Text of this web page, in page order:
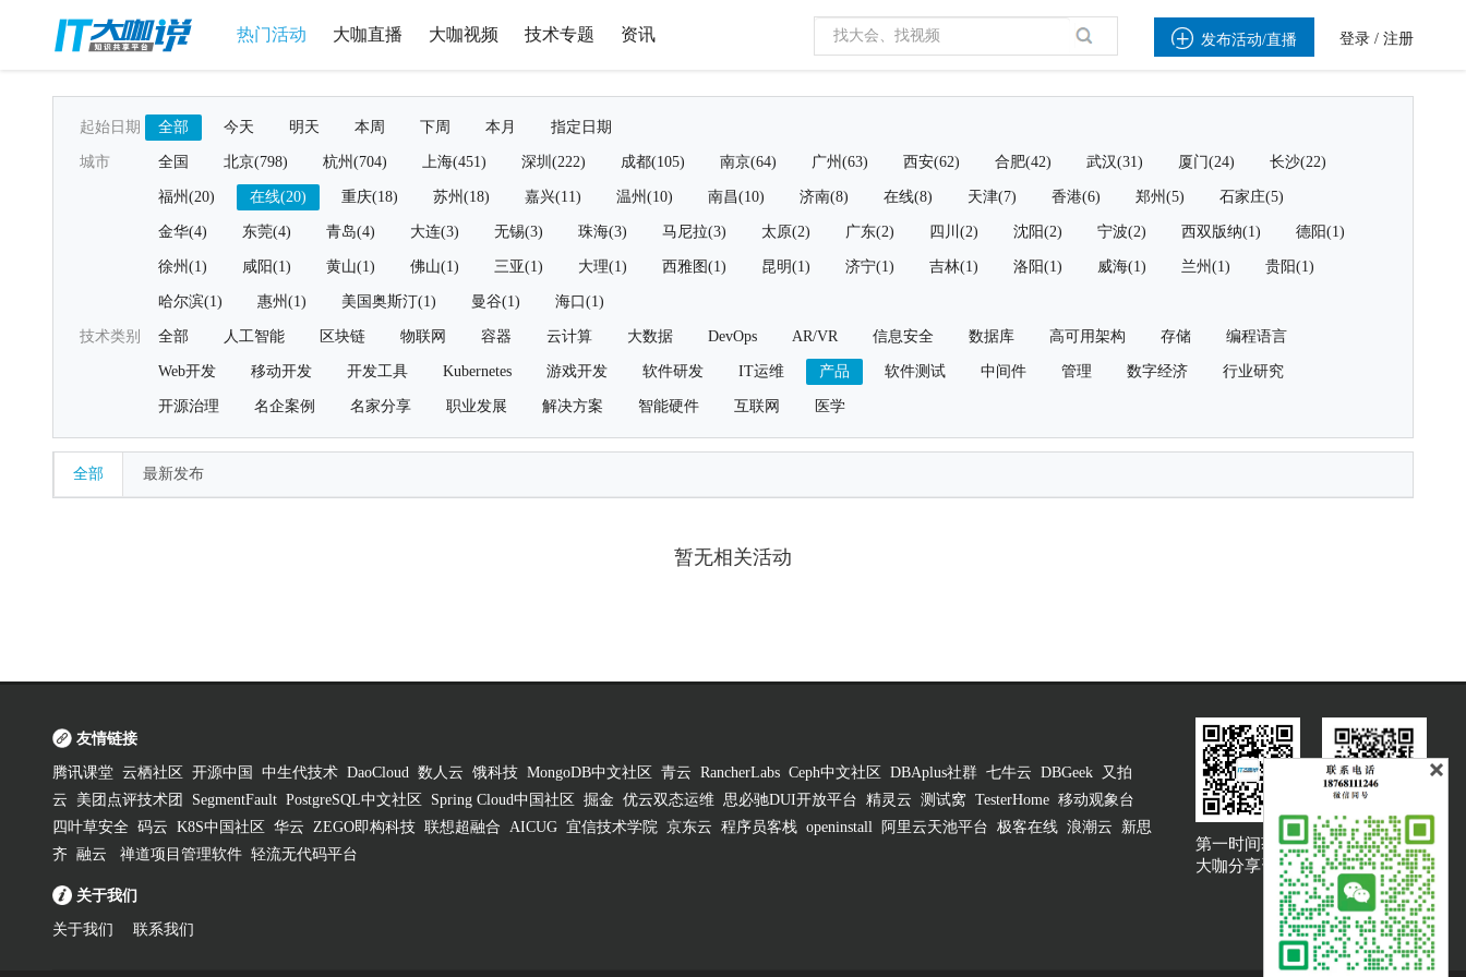
热门活动 大咖直播 大咖视频 技术专题 资讯  发布活动/直播 登录 / 注册
起始日期 全部 今天 明天 本周 下周 本月 指定日期
城市 全国 北京(798) 杭州(704) 上海(451) 深圳(222) 成都(105) 南京(64) 广州(63) 西安(62) 合肥(42) 武汉(31) 厦门(24) 长沙(22)
福州(20) 在线(20) 重庆(18) 苏州(18) 嘉兴(11) 温州(10) 南昌(10) 济南(8) 在线(8) 天津(7) 香港(6) 郑州(5) 石家庄(5)
金华(4) 东莞(4) 青岛(4) 大连(3) 无锡(3) 珠海(3) 马尼拉(3) 太原(2) 广东(2) 四川(2) 沈阳(2) 宁波(2) 西双版纳(1) 德阳(1)
徐州(1) 咸阳(1) 黄山(1) 佛山(1) 三亚(1) 大理(1) 西雅图(1) 昆明(1) 济宁(1) 吉林(1) 洛阳(1) 威海(1) 兰州(1) 贵阳(1)
哈尔滨(1) 惠州(1) 美国奥斯汀(1) 曼谷(1) 海口(1)
技术类别 全部 人工智能 区块链 物联网 容器 云计算 大数据 DevOps AR/VR 信息安全 数据库 高可用架构 存储 编程语言
Web开发 移动开发 开发工具 Kubernetes 游戏开发 软件研发 IT运维 产品 软件测试 中间件 管理 数字经济 行业研究
开源治理 名企案例 名家分享 职业发展 解决方案 智能硬件 互联网 医学
全部 最新发布
暂无相关活动
友情链接
腾讯课堂 云栖社区 开源中国 中生代技术 DaoCloud 数人云 饿科技 MongoDB中文社区 青云 RancherLabs Ceph中文社区 DBAplus社群 七牛云 DBGeek
又拍
云
美团点评技术团 SegmentFault PostgreSQL中文社区 Spring Cloud中国社区 掘金 优云双态运维 思必驰DUI开放平台 精灵云 测试窝 TesterHome 移动观象台
四叶草安全 码云 K8S中国社区 华云 ZEGO即构科技 联想超融合 AICUG 宜信技术学院 京东云 程序员客栈 openinstall 阿里云天池平台 极客在线 浪潮云
新思
齐 融云 禅道项目管理软件 轻流无代码平台
关于我们
关于我们 联系我们
第一时间获取
大咖分享资讯
大咖说吐槽客服